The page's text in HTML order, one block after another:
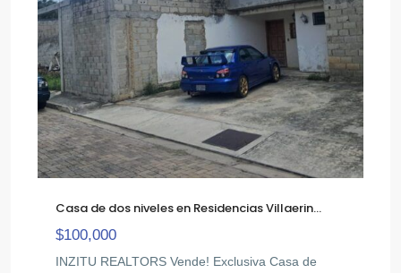
Casa de dos niveles en Residencias Villaerin...
$100,000
INZITU REALTORS Vende! Exclusiva Casa de